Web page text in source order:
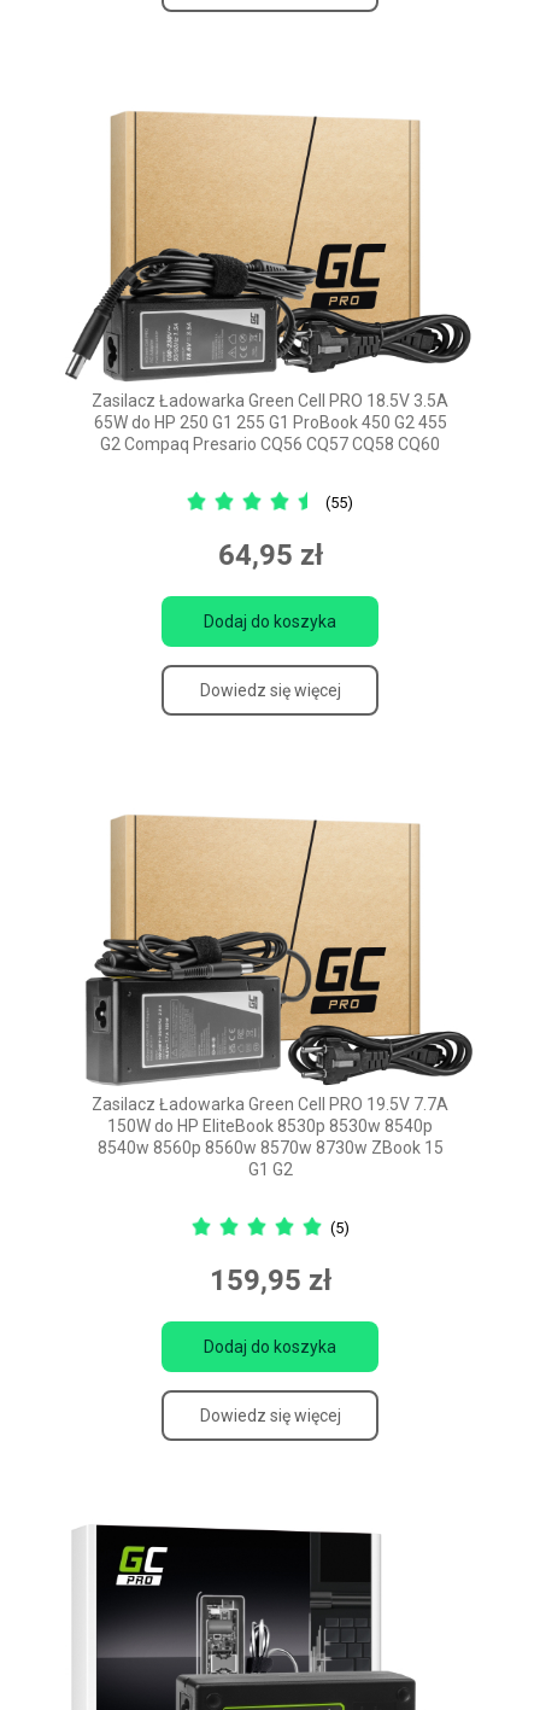
Zasilacz Ładowarka Green Cell PRO 18.5V 3.5A
65W do HP 250 G1 255 G1 ProBook 450 G2 455
G2 Compaq Presario CQ56 CQ57 CQ58 CQ60
(55)
64,95 zł
Dodaj do koszyka
Dowiedz się więcej
Zasilacz Ładowarka Green Cell PRO 19.5V 7.7A
150W do HP EliteBook 8530p 8530w 8540p
8540w 8560p 8560w 8570w 8730w ZBook 15
G1 G2
(5)
159,95 zł
Dodaj do koszyka
Dowiedz się więcej